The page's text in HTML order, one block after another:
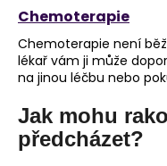
Chemoterapie
Chemoterapie není
lékař vám ji může
na jinou léčbu nebo
Jak mohu
předcházet?